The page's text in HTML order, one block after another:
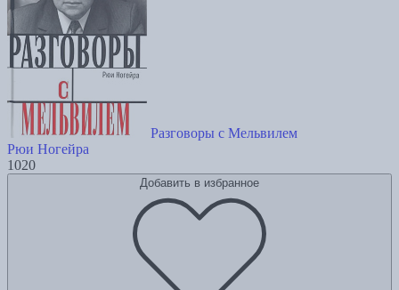
Разговоры с Мельвилем
Рюи Ногейра
1020
Добавить в избранное